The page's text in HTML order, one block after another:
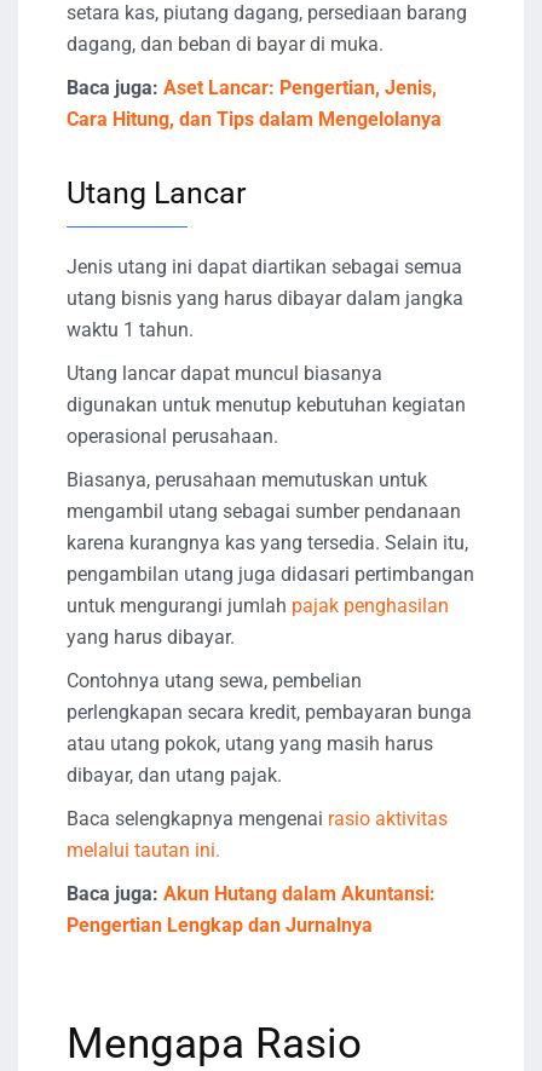
setara kas, piutang dagang, persediaan barang
dagang, dan beban di bayar di muka.
Baca juga: Aset Lancar: Pengertian, Jenis,
Cara Hitung, dan Tips dalam Mengelolanya
Utang Lancar
Jenis utang ini dapat diartikan sebagai semua
utang bisnis yang harus dibayar dalam jangka
waktu 1 tahun.
Utang lancar dapat muncul biasanya
digunakan untuk menutup kebutuhan kegiatan
operasional perusahaan.
Biasanya, perusahaan memutuskan untuk
mengambil utang sebagai sumber pendanaan
karena kurangnya kas yang tersedia. Selain itu,
pengambilan utang juga didasari pertimbangan
untuk mengurangi jumlah pajak penghasilan
yang harus dibayar.
Contohnya utang sewa, pembelian
perlengkapan secara kredit, pembayaran bunga
atau utang pokok, utang yang masih harus
dibayar, dan utang pajak.
Baca selengkapnya mengenai rasio aktivitas
melalui tautan ini.
Baca juga: Akun Hutang dalam Akuntansi:
Pengertian Lengkap dan Jurnalnya
Mengapa Rasio